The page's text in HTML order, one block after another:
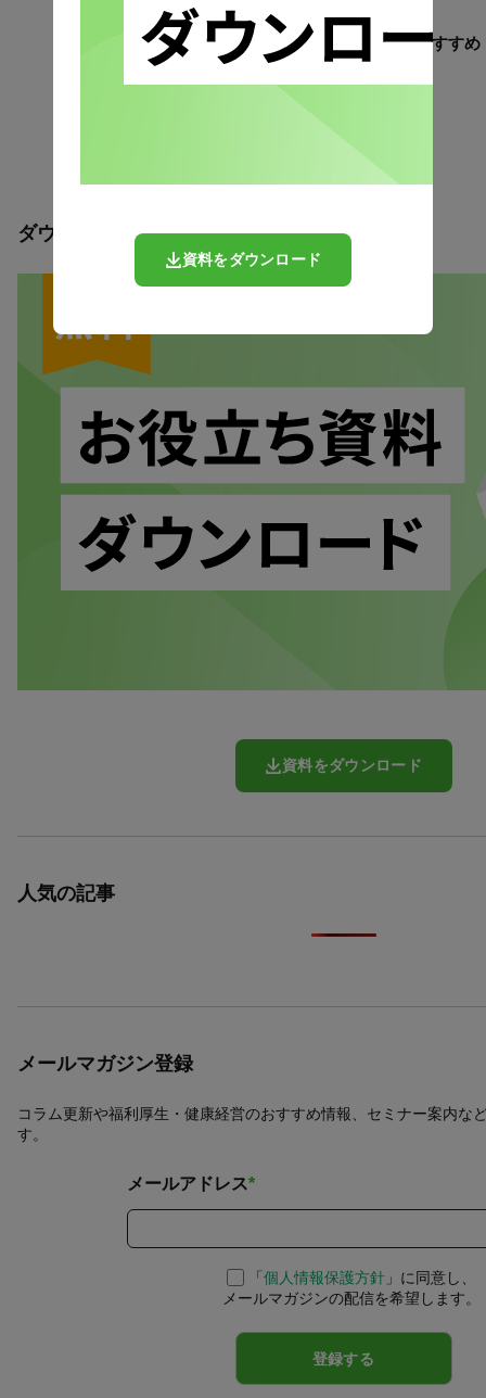
この記事を読んだ方にはこちらもおすすめ
ダウンロードコンテンツ
資料をダウンロード
人気の記事
メールマガジン登録
コラム更新や福利厚生・健康経営のおすすめ情報、セミナー案内な
す。
メールアドレス*
「個人情報保護方針」に同意し、
メールマガジンの配信を希望します。
資料をダウンロード